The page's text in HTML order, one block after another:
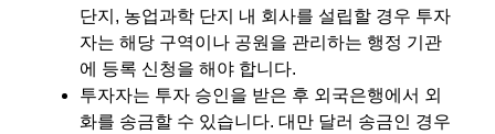
단지, 농업과학 단지 내 회사를 설립할 경우 투자
자는 해당 구역이나 공원을 관리하는 행정 기관
에 등록 신청을 해야 합니다.
투자자는 투자 승인을 받은 후 외국은행에서 외
화를 송금할 수 있습니다. 대만 달러 송금인 경우